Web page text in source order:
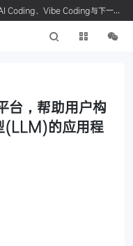
Coding、Vibe Coding与下一代
台，帮助用户构
(LLM)的应用程